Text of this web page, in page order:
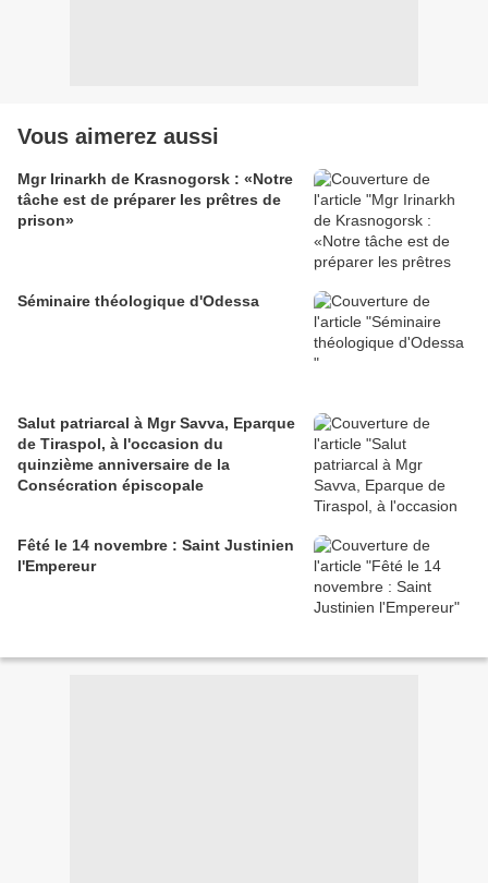
Vous aimerez aussi
Mgr Irinarkh de Krasnogorsk : «Notre
tâche est de préparer les prêtres de
prison»
Séminaire théologique d'Odessa
Salut patriarcal à Mgr Savva, Eparque
de Tiraspol, à l'occasion du
quinzième anniversaire de la
Consécration épiscopale
Fêté le 14 novembre : Saint Justinien
l'Empereur